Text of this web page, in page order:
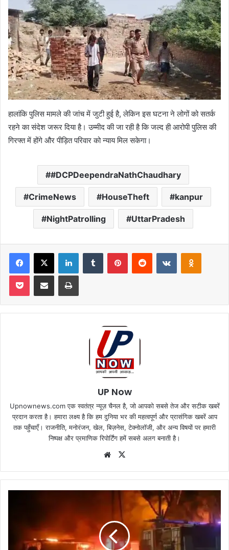
हालांकि पुलिस मामले की जांच में जुटी हुई है, लेकिन इस घटना ने लोगों को सतर्क
रहने का संदेश जरूर दिया है। उम्मीद की जा रही है कि जल्द ही आरोपी पुलिस की
गिरफ्त में होंगे और पीड़ित परिवार को न्याय मिल सकेगा।
#DCPDeependraNathChaudhary
CrimeNews HouseTheft kanpur
NightPatrolling UttarPradesh
Facebook
X LinkedInTumblr PinterestReddit VKontakte
Pocket Share via Email Print
UP Now
Upnownews.com एक स्वतंत्र न्यूज़ चैनल है, जो आपको सबसे तेज और सटीक खबरें
प्रदान करता है। हमारा लक्ष्य है कि हम दुनिया भर की महत्वपूर्ण और प्रासंगिक खबरें आप
तक पहुँचाएँ। राजनीति, मनोरंजन, खेल, बिज़नेस, टेक्नोलॉजी, और अन्य विषयों पर हमारी
निष्पक्ष और प्रमाणिक रिपोर्टिंग हमें सबसे अलग बनाती है।
Website